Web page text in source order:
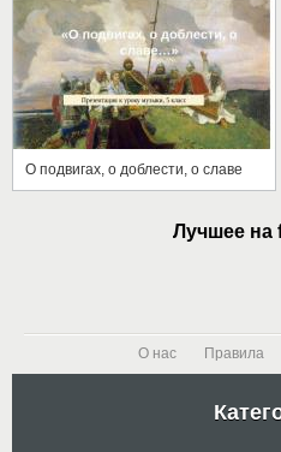
О подвигах, о доблести, о славе
Лучшее на
О нас Правила